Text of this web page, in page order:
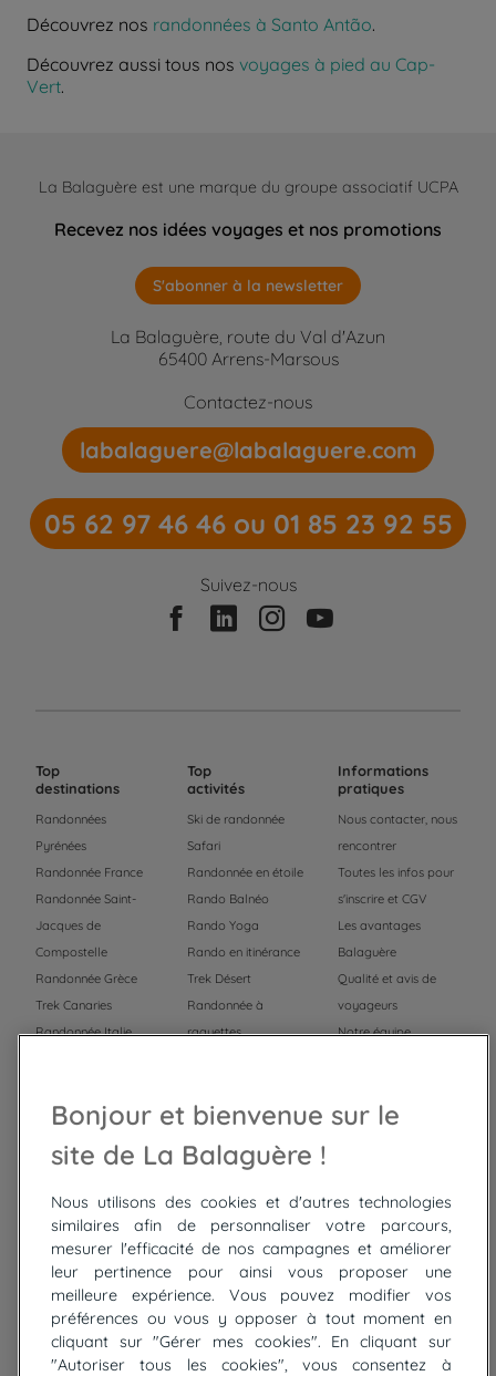
Découvrez nos randonnées à Santo Antão.
Découvrez aussi tous nos voyages à pied au Cap-
Vert.
La Balaguère est une marque du groupe associatif UCPA
Recevez nos idées voyages et nos promotions
S'abonner à la newsletter
La Balaguère, route du Val d'Azun
65400 Arrens-Marsous
Contactez-nous
labalaguere@labalaguere.com
05 62 97 46 46 ou 01 85 23 92 55
Suivez-nous
Top
destinations
Randonnées
Pyrénées
Randonnée France
Randonnée Saint-
Jacques de
Compostelle
Randonnée Grèce
Trek Canaries
Randonnée Italie
Trek Mauritanie
Top
activités
Ski de randonnée
Safari
Randonnée en étoile
Rando Balnéo
Rando Yoga
Rando en itinérance
Trek Désert
Randonnée à
raquettes
Trek
Informations
pratiques
Nous contacter, nous
rencontrer
Toutes les infos pour
s'inscrire et CGV
Les avantages
Balaguère
Qualité et avis de
voyageurs
Notre équipe
Top
circuits
Tour du lac de Constance à vélo
Cyclades : Amorgos et Naxos
Randonnée aux Bardenas Reales
De Collioure à Cadaquès à pied
Découverte des trésors de Madère
Bonjour et bienvenue sur le
site de La Balaguère !
Nous utilisons des cookies et d'autres technologies
similaires afin de personnaliser votre parcours,
mesurer l'efficacité de nos campagnes et améliorer
leur pertinence pour ainsi vous proposer une
meilleure expérience. Vous pouvez modifier vos
préférences ou vous y opposer à tout moment en
cliquant sur "Gérer mes cookies". En cliquant sur
"Autoriser tous les cookies", vous consentez à